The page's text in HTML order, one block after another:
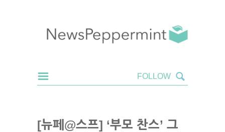
[뉴페@스프] ‘부모 찬스’ 그